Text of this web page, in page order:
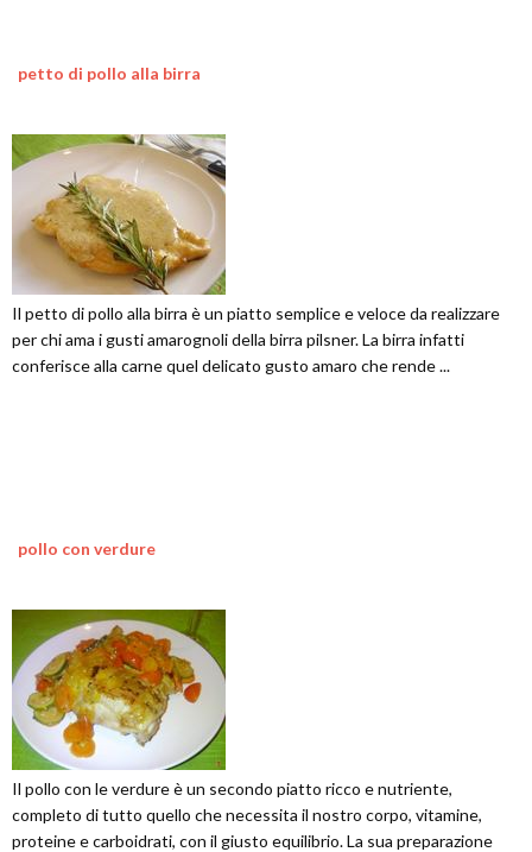
petto di pollo alla birra
Il petto di pollo alla birra è un piatto semplice e veloce da realizzare
per chi ama i gusti amarognoli della birra pilsner. La birra infatti
conferisce alla carne quel delicato gusto amaro che rende ...
pollo con verdure
Il pollo con le verdure è un secondo piatto ricco e nutriente,
completo di tutto quello che necessita il nostro corpo, vitamine,
proteine e carboidrati, con il giusto equilibrio. La sua preparazione